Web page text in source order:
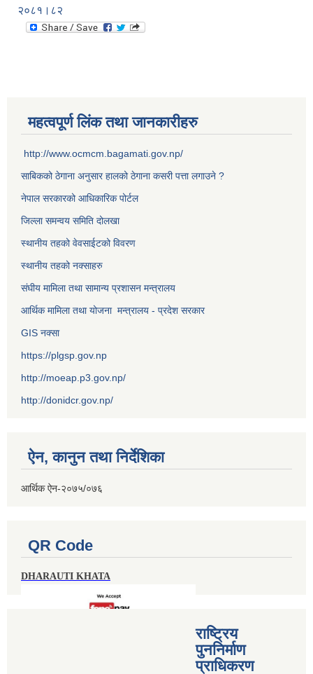
२०८१।८२
महत्वपूर्ण लिंक तथा जानकारीहरु
http://www.ocmcm.bagamati.gov.np/
साबिकको ठेगाना अनुसार हालको ठेगाना कसरी पत्ता लगाउने ?
नेपाल सरकारको आधिकारिक पोर्टल
जिल्ला समन्वय समिति दोलखा
स्थानीय तहको वेवसाईटको विवरण
स्थानीय तहको नक्साहरु
संघीय मामिला तथा सामान्य प्रशासन मन्त्रालय
आर्थिक मामिला तथा योजना मन्त्रालय - प्रदेश सरकार
GIS नक्सा
https://plgsp.gov.np
http://moeap.p3.gov.np/
http://donidcr.gov.np/
ऐन, कानुन तथा निर्देशिका
आर्थिक ऐन-२०७५/०७६
QR Code
DHARAUTI KHATA
राष्ट्रिय
पुननिर्माण
प्राधिकरण